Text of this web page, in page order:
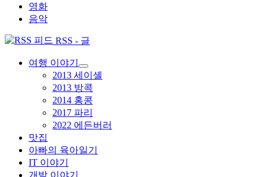
영화
음악
RSS - 글
여행 이야기
하
위
메
뉴
확
장
2013 세이셸
2013 방콕
2014 홍콩
2017 파리
2022 에든버러
맛집
아빠의 육아일기
IT 이야기